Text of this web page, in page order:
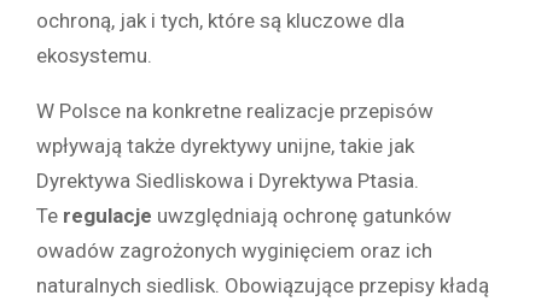
ochroną, jak i tych, które są kluczowe dla
ekosystemu.
W Polsce na konkretne realizacje przepisów
wpływają także dyrektywy unijne, takie jak
Dyrektywa Siedliskowa i Dyrektywa Ptasia.
Te regulacje uwzględniają ochronę gatunków
owadów zagrożonych wyginięciem oraz ich
naturalnych siedlisk. Obowiązujące przepisy kładą